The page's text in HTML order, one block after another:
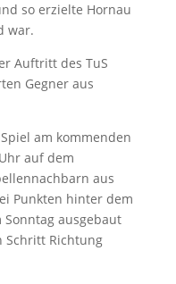
so erzielte Hornau
war.
Auftritt des TuS
Gegner aus
am kommenden
auf dem
aus
Punkten hinter dem
ausgebaut
Schritt Richtung